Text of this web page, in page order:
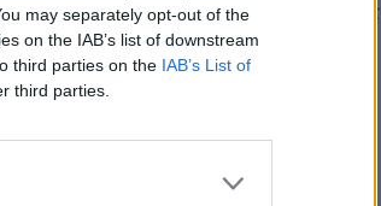
may separately opt-out of the
on the IAB’s list of downstream
third parties on the IAB’s List of
third parties.
με την ομάδα, με στόχο την εύρυθμη
και επαγγελματισμό.